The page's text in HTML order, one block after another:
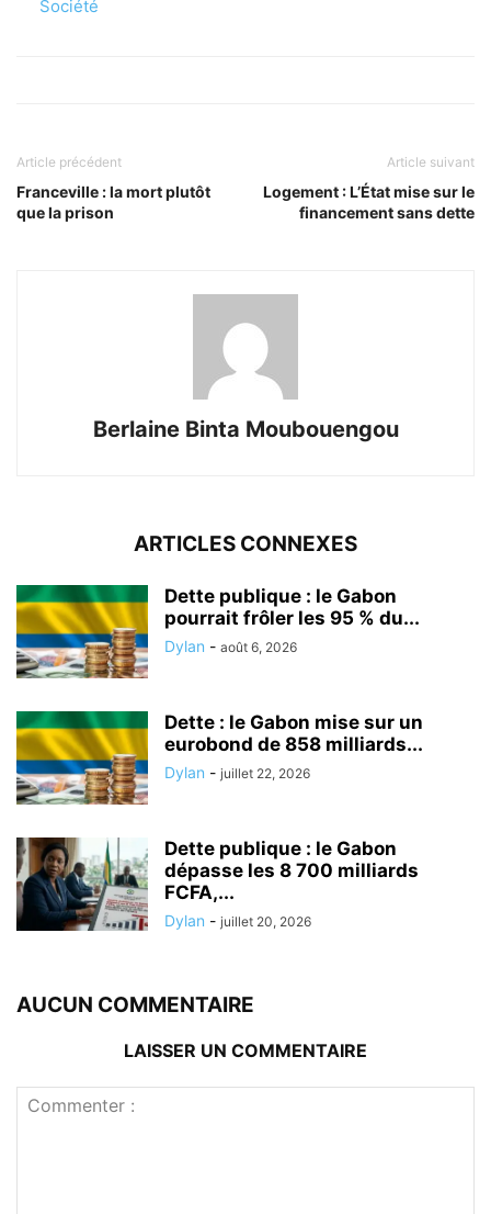
Par rapport à
Société
Article précédent
Franceville : la mort plutôt
que la prison
Article suivant
Logement : L’État mise sur le
financement sans dette
Berlaine Binta Moubouengou
ARTICLES CONNEXES
Dette publique : le Gabon
pourrait frôler les 95 % du...
Dylan - août 6, 2026
Dette : le Gabon mise sur un
eurobond de 858 milliards...
Dylan - juillet 22, 2026
Dette publique : le Gabon
dépasse les 8 700 milliards
FCFA,...
Dylan - juillet 20, 2026
AUCUN COMMENTAIRE
LAISSER UN COMMENTAIRE